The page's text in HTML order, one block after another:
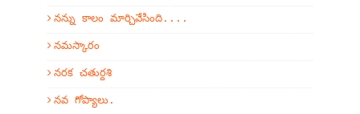
నన్ను కాలం మార్చివేసింది....
నమస్కారం
నరక చతుర్దశి
నవ గోప్యాలు.